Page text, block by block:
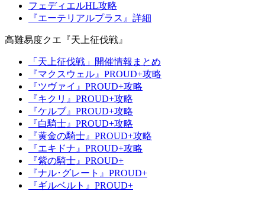
フェディエルHL攻略
『エーテリアルプラス』詳細
高難易度クエ『天上征伐戦』
「天上征伐戦」開催情報まとめ
『マクスウェル』PROUD+攻略
『ツヴァイ』PROUD+攻略
『キクリ』PROUD+攻略
『ケルブ』PROUD+攻略
『白騎士』PROUD+攻略
『黄金の騎士』PROUD+攻略
『エキドナ』PROUD+攻略
『紫の騎士』PROUD+
『ナル･グレート』PROUD+
『ギルベルト』PROUD+